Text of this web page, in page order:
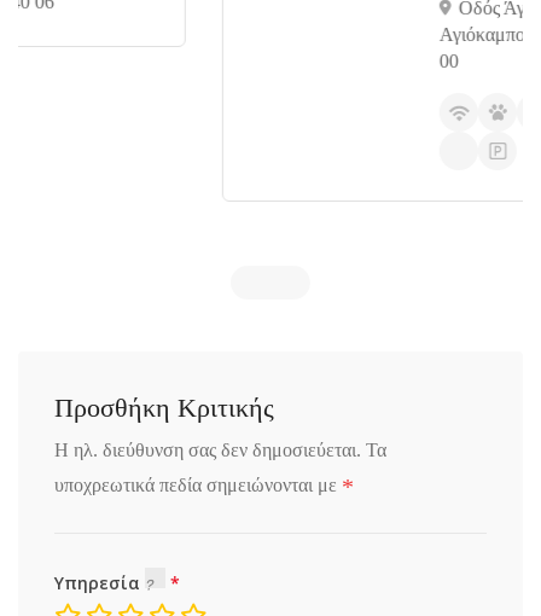
Προσθήκη Κριτικής
Η ηλ. διεύθυνση σας δεν δημοσιεύεται. Τα
υποχρεωτικά πεδία σημειώνονται με *
Υπηρεσία